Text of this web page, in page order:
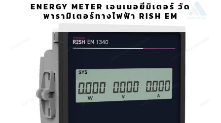
ENERGY METER เอนเนอยี่มิเตอร์ วัด
พารามิเตอร์ทางไฟฟ้า RISH EM